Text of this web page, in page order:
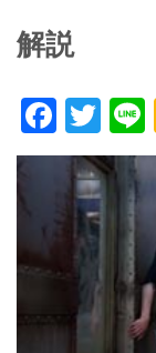
解説
F
ac
e
b
o
k
T
w
itt
er